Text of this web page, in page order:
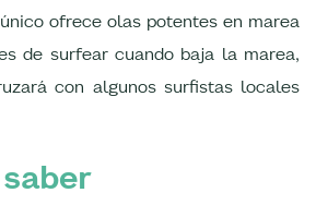
ofrece olas potentes en marea
de surfear cuando baja la marea,
con algunos surfistas locales